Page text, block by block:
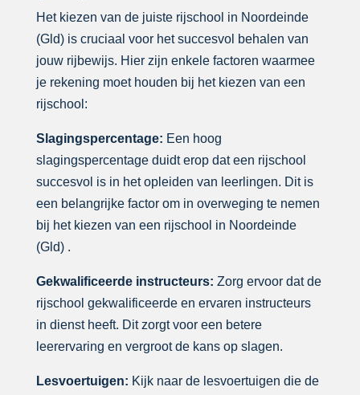
Het kiezen van de juiste rijschool in Noordeinde
(Gld) is cruciaal voor het succesvol behalen van
jouw rijbewijs. Hier zijn enkele factoren waarmee
je rekening moet houden bij het kiezen van een
rijschool:
Slagingspercentage: Een hoog
slagingspercentage duidt erop dat een rijschool
succesvol is in het opleiden van leerlingen. Dit is
een belangrijke factor om in overweging te nemen
bij het kiezen van een rijschool in Noordeinde
(Gld) .
Gekwalificeerde instructeurs: Zorg ervoor dat de
rijschool gekwalificeerde en ervaren instructeurs
in dienst heeft. Dit zorgt voor een betere
leerervaring en vergroot de kans op slagen.
Lesvoertuigen: Kijk naar de lesvoertuigen die de